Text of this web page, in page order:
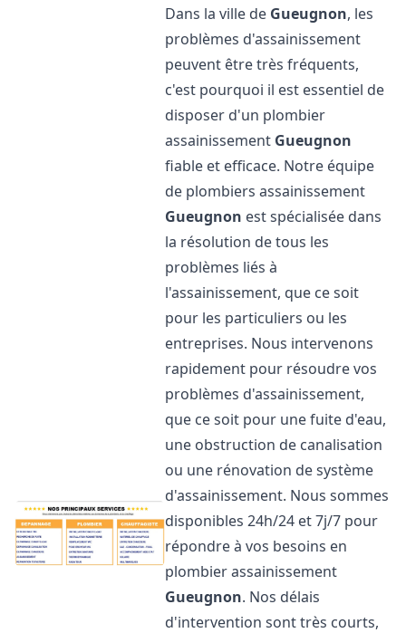
Dans la ville de Gueugnon, les
problèmes d'assainissement
peuvent être très fréquents,
c'est pourquoi il est essentiel de
disposer d'un plombier
assainissement Gueugnon
fiable et efficace. Notre équipe
de plombiers assainissement
Gueugnon est spécialisée dans
la résolution de tous les
problèmes liés à
l'assainissement, que ce soit
pour les particuliers ou les
entreprises. Nous intervenons
rapidement pour résoudre vos
problèmes d'assainissement,
que ce soit pour une fuite d'eau,
une obstruction de canalisation
ou une rénovation de système
d'assainissement. Nous sommes
disponibles 24h/24 et 7j/7 pour
répondre à vos besoins en
plombier assainissement
Gueugnon. Nos délais
d'intervention sont très courts,